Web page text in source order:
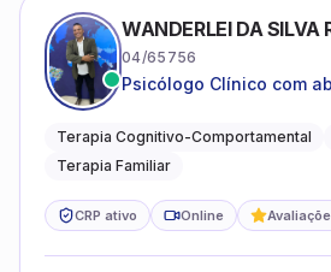
WANDERLEI DA SILVA
04/65756
Psicólogo Clínico com
sistêmica
Terapia Cognitivo-Comportamental
Terapia Familiar
CRP ativo Online